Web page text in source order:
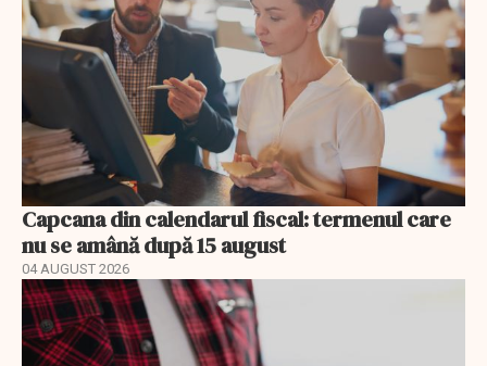
Capcana din calendarul fiscal: termenul care
nu se amână după 15 august
04 AUGUST 2026